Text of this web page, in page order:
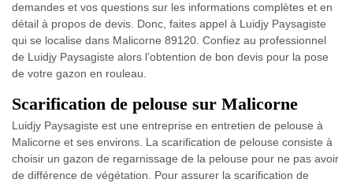
demandes et vos questions sur les informations complètes et en
détail à propos de devis. Donc, faites appel à Luidjy Paysagiste
qui se localise dans Malicorne 89120. Confiez au professionnel
de Luidjy Paysagiste alors l’obtention de bon devis pour la pose
de votre gazon en rouleau.
Scarification de pelouse sur Malicorne
Luidjy Paysagiste est une entreprise en entretien de pelouse à
Malicorne et ses environs. La scarification de pelouse consiste à
choisir un gazon de regarnissage de la pelouse pour ne pas avoir
de différence de végétation. Pour assurer la scarification de